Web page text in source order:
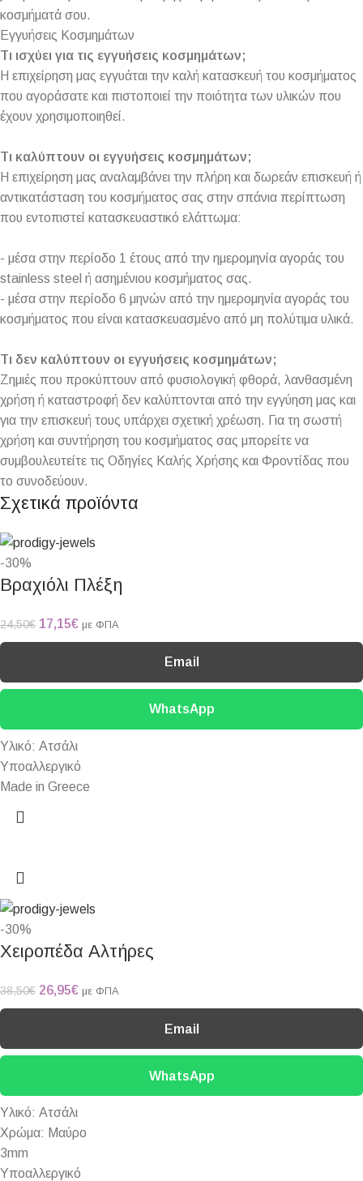
κοσμήματά σου.
Εγγυήσεις Κοσμημάτων
Τι ισχύει για τις εγγυήσεις κοσμημάτων;
Η επιχείρηση μας εγγυάται την καλή κατασκευή του κοσμήματος
που αγοράσατε και πιστοποιεί την ποιότητα των υλικών που
έχουν χρησιμοποιηθεί.
Τι καλύπτουν οι εγγυήσεις κοσμημάτων;
Η επιχείρηση μας αναλαμβάνει την πλήρη και δωρεάν επισκευή ή
αντικατάσταση του κοσμήματος σας στην σπάνια περίπτωση
που εντοπιστεί κατασκευαστικό ελάττωμα:
- μέσα στην περίοδο 1 έτους από την ημερομηνία αγοράς του
stainless steel ή ασημένιου κοσμήματος σας.
- μέσα στην περίοδο 6 μηνών από την ημερομηνία αγοράς του
κοσμήματος που είναι κατασκευασμένο από μη πολύτιμα υλικά.
Τι δεν καλύπτουν οι εγγυήσεις κοσμημάτων;
Ζημιές που προκύπτουν από φυσιολογική φθορά, λανθασμένη
χρήση ή καταστροφή δεν καλύπτονται από την εγγύηση μας και
για την επισκευή τους υπάρχει σχετική χρέωση. Για τη σωστή
χρήση και συντήρηση του κοσμήματος σας μπορείτε να
συμβουλευτείτε τις Οδηγίες Καλής Χρήσης και Φροντίδας που
το συνοδεύουν.
Σχετικά προϊόντα
-30%
Βραχιόλι Πλέξη
24,50€ 17,15€ με ΦΠΑ
Email
WhatsApp
Υλικό: Ατσάλι
Υποαλλεργικό
Made in Greece
-30%
Χειροπέδα Αλτήρες
38,50€ 26,95€ με ΦΠΑ
Email
WhatsApp
Υλικό: Ατσάλι
Χρώμα: Μαύρο
3mm
Υποαλλεργικό